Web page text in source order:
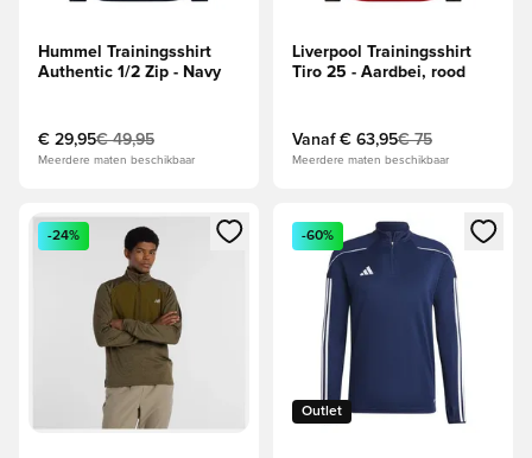
Hummel Trainingsshirt
Authentic 1/2 Zip - Navy
€ 29,95€ 49,95
Meerdere maten beschikbaar
Liverpool Trainingsshirt
Tiro 25 - Aardbei, rood
Vanaf € 63,95€ 75
Meerdere maten beschikbaar
Opent een venster om in te loggen of je aan te melden als
-24%
Opent een venster om in te
Outlet
-60%